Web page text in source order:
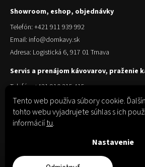
Tento web používa súbory cookie.
tohto webu vyjadrujete súhlas s ich
informáciítu.
Nastavenie
Showroom, eshop, objednávky
Telefón: +421 911 939 992
Email: info@domkavy.sk
Adresa: Logistická 6, 917 01 Trnava
Servis a prenájom kávovarov, praženie
Telefón: +421 910 315 415
Email: obchod@domkavy.sk
Adresa: Logistická 6, 917 01 Trnava